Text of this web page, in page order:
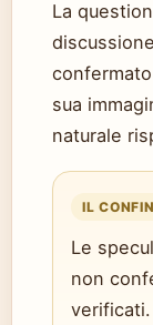
La
sua
naturale
IL
Le
non
verificati.